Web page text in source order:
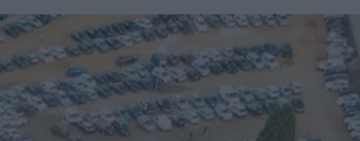
ÚLTIMA HORA